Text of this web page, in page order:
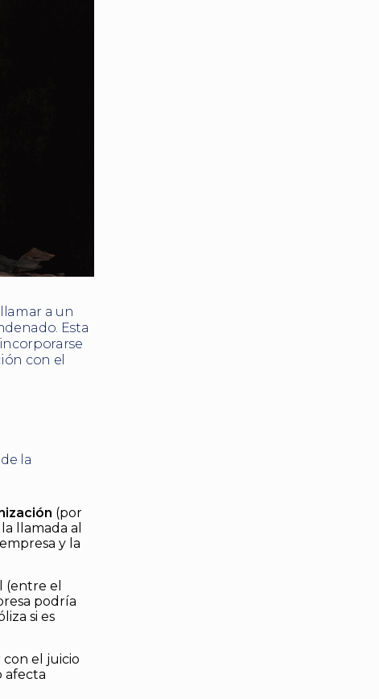
a un
Esta
con el
la
(por
llamada al
y la
(entre el
podría
si es
el juicio
afecta